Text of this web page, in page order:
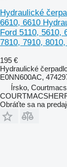
Hydraulické
6610, 6610
Ford 5110, 5610,
7810, 7910,
195 €
Hydraulické
E0NN600AC,
Írsko,
Obráťte sa na